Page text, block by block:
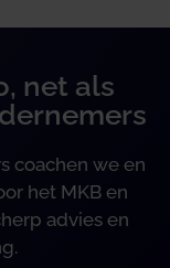
net als
coachen we en
het MKB en
advies en